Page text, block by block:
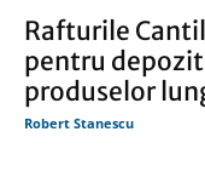
Rafturile
pentru
produselor
Robert Stanescu